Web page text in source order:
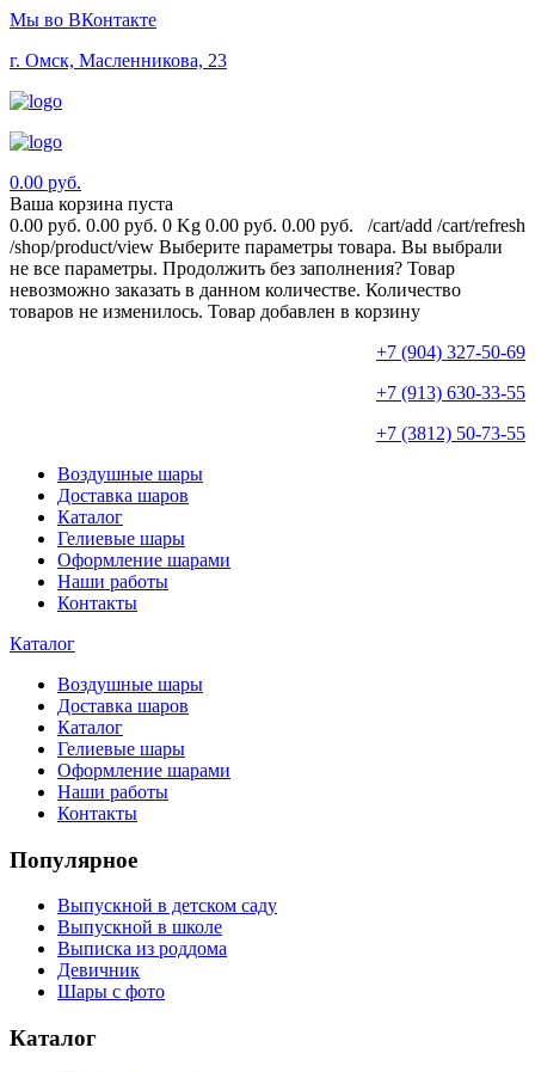
Мы во ВКонтакте
г. Омск, Масленникова, 23
0.00 руб.
Ваша корзина пуста
0.00 руб. 0.00 руб. 0 Kg 0.00 руб. 0.00 руб. /cart/add /cart/refresh
/shop/product/view Выберите параметры товара. Вы выбрали
не все параметры. Продолжить без заполнения? Товар
невозможно заказать в данном количестве. Количество
товаров не изменилось. Товар добавлен в корзину
+7 (904) 327-50-69
+7 (913) 630-33-55
+7 (3812) 50-73-55
Воздушные шары
Доставка шаров
Каталог
Гелиевые шары
Оформление шарами
Наши работы
Контакты
Каталог
Воздушные шары
Доставка шаров
Каталог
Гелиевые шары
Оформление шарами
Наши работы
Контакты
Популярное
Выпускной в детском саду
Выпускной в школе
Выписка из роддома
Девичник
Шары с фото
Каталог